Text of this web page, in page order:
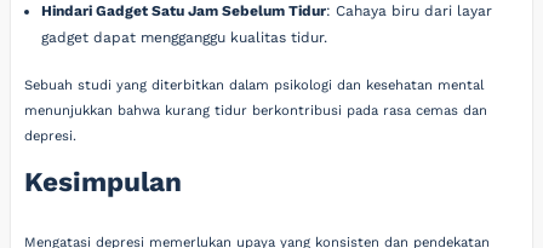
Hindari Gadget Satu Jam Sebelum Tidur: Cahaya biru dari layar
gadget dapat mengganggu kualitas tidur.
Sebuah studi yang diterbitkan dalam psikologi dan kesehatan mental
menunjukkan bahwa kurang tidur berkontribusi pada rasa cemas dan
depresi.
Kesimpulan
Mengatasi depresi memerlukan upaya yang konsisten dan pendekatan